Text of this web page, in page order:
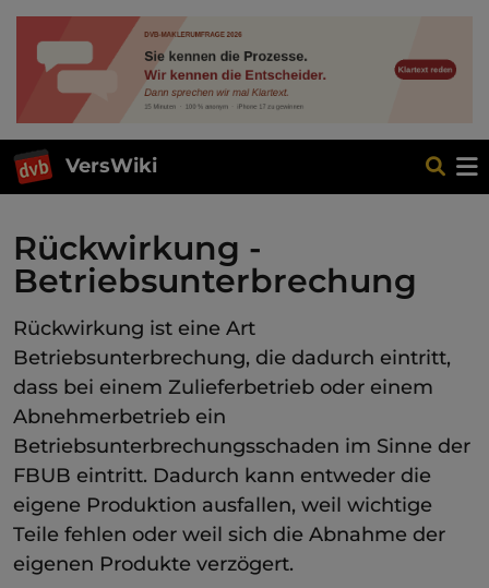
VersWiki
Rückwirkung -
Betriebsunterbrechung
Rückwirkung ist eine Art
Betriebsunterbrechung, die dadurch eintritt,
dass bei einem Zulieferbetrieb oder einem
Abnehmerbetrieb ein
Betriebsunterbrechungsschaden im Sinne der
FBUB eintritt. Dadurch kann entweder die
eigene Produktion ausfallen, weil wichtige
Teile fehlen oder weil sich die Abnahme der
eigenen Produkte verzögert.